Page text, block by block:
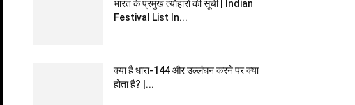
भारत के प्रमुख त्यौहारों की सूची | Indian
Festival List In...
क्या है धारा-144 और उल्लंघन करने पर क्या
होता है? |...